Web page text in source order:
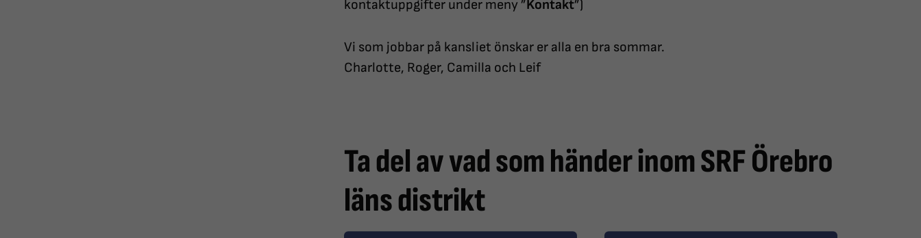
kontaktuppgifter under meny ”Kontakt”)
Vi som jobbar på kansliet önskar er alla en bra sommar.
Charlotte, Roger, Camilla och Leif
Ta del av vad som händer inom SRF Örebro
läns distrikt